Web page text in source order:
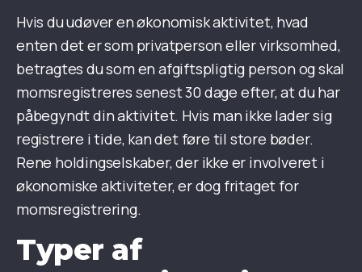
Hvis du udøver en økonomisk aktivitet, hvad
enten det er som privatperson eller virksomhed,
betragtes du som en afgiftspligtig person og skal
momsregistreres senest 30 dage efter, at du har
påbegyndt din aktivitet. Hvis man ikke lader sig
registrere i tide, kan det føre til store bøder.
Rene holdingselskaber, der ikke er involveret i
økonomiske aktiviteter, er dog fritaget for
momsregistrering.
Typer af